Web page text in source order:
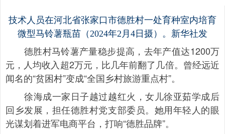
技术人员在河北省张家口市德胜村一处育种室内培育
微型马铃薯瓶苗（2024年2月4日摄）。新华社发
德胜村马铃薯产量稳步提高，去年产值达1200万
元，人均收入超2万元，比几年前翻了几倍。曾经远近
闻名的“贫困村”变成“全国乡村旅游重点村”。
徐海成一家日子越过越红火，女儿徐亚茹学成后
回乡发展，担任德胜村党支部委员。她用年轻人的眼
光谋划着进军电商平台，打响“德胜品牌”。